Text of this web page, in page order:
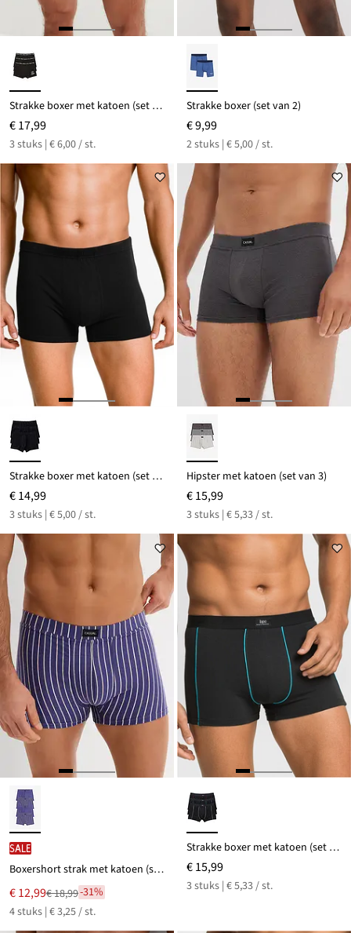
Strakke boxer met katoen (set van 3)
€ 17,99
3 stuks | € 6,00 / st.
Strakke boxer (set van 2)
€ 9,99
2 stuks | € 5,00 / st.
Strakke boxer met katoen (set van 3)
€ 14,99
3 stuks | € 5,00 / st.
Hipster met katoen (set van 3)
€ 15,99
3 stuks | € 5,33 / st.
SALE
Boxershort strak met katoen (set van 4)
Nu
voor
€ 12,99
Van
€ 18,99
€ 18,99-31%
4 stuks | € 3,25 / st.
Strakke boxer met katoen (set van 3)
€ 15,99
3 stuks | € 5,33 / st.